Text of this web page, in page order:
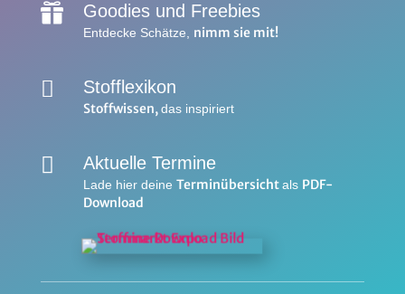
 Goodies und Freebies
Entdecke Schätze, nimm sie mit!
 Stofflexikon
Stoffwissen,das inspiriert
 Aktuelle Termine
Lade hier deine Terminübersichtals PDF-
Download